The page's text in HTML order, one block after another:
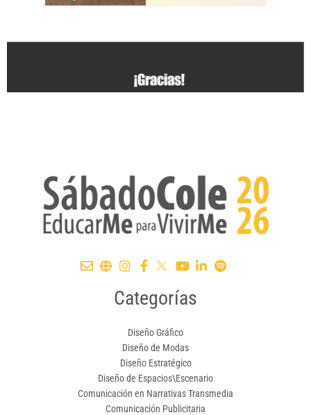
Categorías
Diseño Gráfico
Diseño de Modas
Diseño Estratégico
Diseño de Espacios\Escenario
Comunicación en Narrativas Transmedia
Comunicación Publicitaria